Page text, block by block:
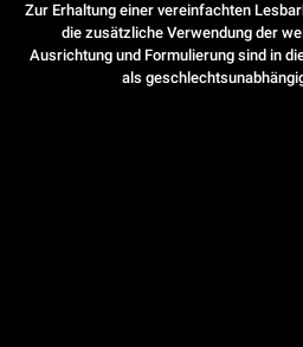
Zur Erhaltung einer vereinfachten
die zusätzliche Verwendung der
Ausrichtung und Formulierung sind in
als